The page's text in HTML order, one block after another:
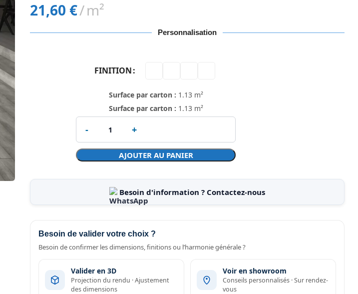
21,60 € m²
Personnalisation
FINITION
Surface par carton : 1.13 m²
Surface par carton : 1.13 m²
AJOUTER AU PANIER
Besoin d'information ? Contactez-nous
Besoin de valider votre choix ?
Besoin de confirmer les dimensions, finitions ou l’harmonie générale ?
Valider en 3D
Projection du rendu · Ajustement
des dimensions
Voir en showroom
Conseils personnalisés · Sur rendez-
vous